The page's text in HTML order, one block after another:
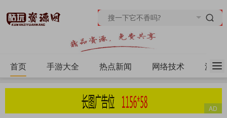
首页 手游大全 热点新闻 网络技术 源码